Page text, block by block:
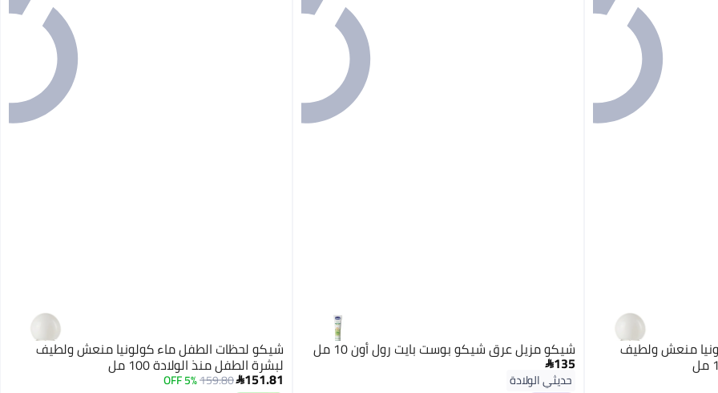
منعش ولطيف شيكو مزيل عرق شيكو بوست بايت رول أون 10 مل
135
حديثي الولادة
شيكو لحظات الطفل ماء كولونيا منعش ولطيف
لبشرة الطفل منذ الولادة 100 مل
151.81
159.80
5% OFF